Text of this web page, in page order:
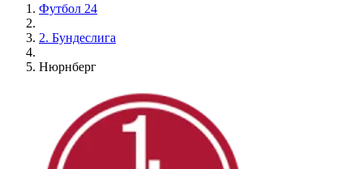
Футбол 24
2. Бундеслига
Нюрнберг